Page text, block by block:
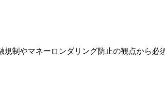
制やマネーロンダリング防止の観点から